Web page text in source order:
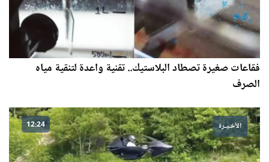
فقاعات صغيرة تصطاد البلاستيك.. تقنية واعدة لتنقية مياه
الصرف
الأخـيـرة 12:24